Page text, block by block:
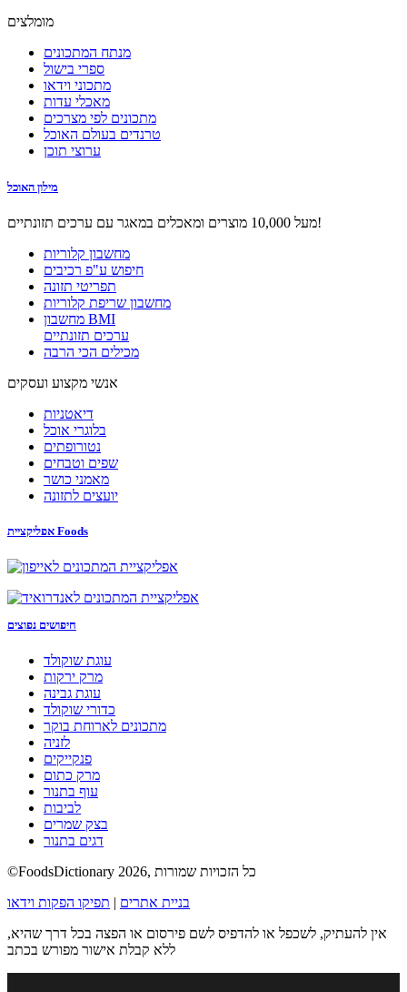
מומלצים
מנתח המתכונים
ספרי בישול
מתכוני וידאו
מאכלי עדות
מתכונים לפי מצרכים
טרנדים בעולם האוכל
ערוצי תוכן
מילון האוכל
מעל 10,000 מוצרים ומאכלים במאגר עם ערכים תזונתיים!
מחשבון קלוריות
חיפוש ע"פ רכיבים
תפריטי תזונה
מחשבון שריפת קלוריות
מחשבון BMI
ערכים תזונתיים
מכילים הכי הרבה
אנשי מקצוע ועסקים
דיאטניות
בלוגרי אוכל
נטורופתים
שפים וטבחים
מאמני כושר
יועצים לתזונה
אפליקציית Foods
חיפושים נפוצים
עוגת שוקולד
מרק ירקות
עוגת גבינה
כדורי שוקולד
מתכונים לארוחת בוקר
לזניה
פנקייקים
מרק כתום
עוף בתנור
לביבות
בצק שמרים
דגים בתנור
©FoodsDictionary 2026, כל הזכויות שמורות
בניית אתרים
תפיקו הפקות וידאו
אין להעתיק, לשכפל או להדפיס לשם פירסום או הפצה בכל דרך שהיא,
ללא קבלת אישור מפורש בכתב